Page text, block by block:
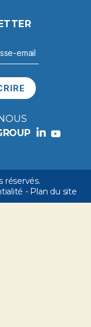
réservés.
- Plan du site